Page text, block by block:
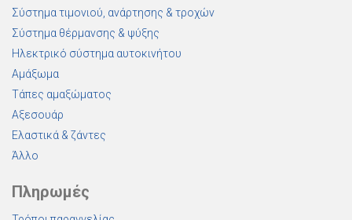
Σύστημα τιμονιού, ανάρτησης & τροχών
Σύστημα θέρμανσης & ψύξης
Ηλεκτρικό σύστημα αυτοκινήτου
Αμάξωμα
Τάπες αμαξώματος
Αξεσουάρ
Ελαστικά & ζάντες
Άλλο
Πληρωμές